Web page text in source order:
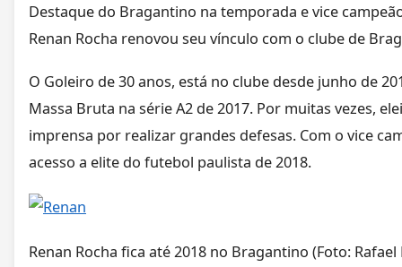
Destaque do Bragantino na temporada e vice
Renan Rocha renovou seu vínculo com o clube de
O Goleiro de 30 anos, está no clube desde junho de
Massa Bruta na série A2 de 2017. Por muitas vezes,
imprensa por realizar grandes defesas. Com o vice
acesso a elite do futebol paulista de 2018.
Renan Rocha fica até 2018 no Bragantino (Foto: